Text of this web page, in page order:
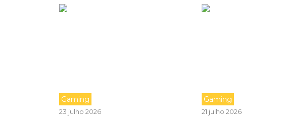
Gaming
23 julho 2026
Gaming
21 julho 2026